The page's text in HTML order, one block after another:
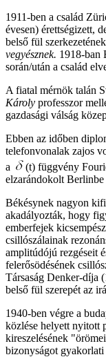
1911-ben a család
évesen) érettségizett,
belső fül
vegyésznek. 1918-ban
során/után a család
A fiatal mérnök talán
Károly professzor
gazdasági válság
Ebben az időben
telefonvonalak zajos
a
(t) függvény
elzarándokolt
Békésynek nagyon
akadályozták, hogy
emberfejek
csillószálainak
amplitúdójú rezgéseit
felerősödésének
Társaság Denker-díja
belső fül szerepét az
1940-ben végre a
közlése helyett nyitott
kireszelésének
bizonyságot